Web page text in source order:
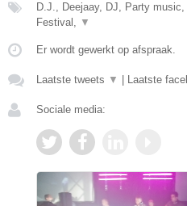
D.J., Deejaay, DJ, Party
Festival, ▼
Er wordt gewerkt op afspraak.
Laatste tweets ▼ Laatste
Sociale media: